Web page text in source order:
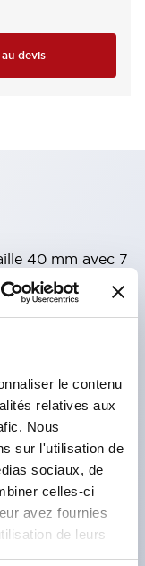
le contenu
relatives aux
Nous
sur l'utilisation de
sociaux, de
celles-ci
avez fournies
de leurs
devis
40 mm avec 7
choix.
une meilleure
à la
du couvercle de
chute des vis.
couvercle,
de protection
de l'utilisation